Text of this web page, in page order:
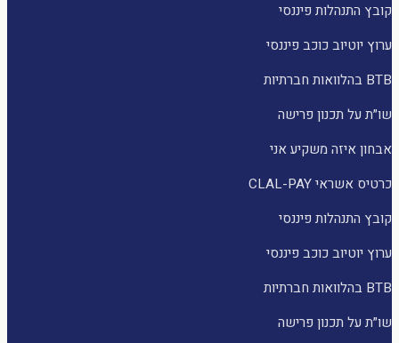
קובץ התנהלות פיננסי
ערוץ יוטיוב כוכב פיננסי
BTB בהלוואות חברתיות
שו״ת על תכנון פרישה
אבחון איזה משקיע אני
כרטיס אשראי CLAL-PAY
קובץ התנהלות פיננסי
ערוץ יוטיוב כוכב פיננסי
BTB בהלוואות חברתיות
שו״ת על תכנון פרישה